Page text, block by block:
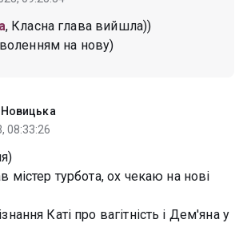
, Класна глава вийшла))
на нову)
08:33:26
містер турбота, ох чекаю на нові
Каті про вагітність і Дем'яна у